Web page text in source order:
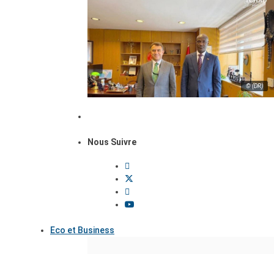
© (DR)
Nous Suivre
Eco et Business